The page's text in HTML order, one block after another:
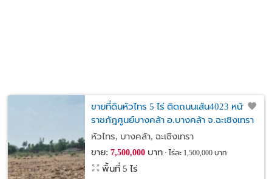
ขายที่ดินหัวไทร 5 ไร่ ติดถนนเส้น4023 หน้า
ราชภัฎศูนย์บางคล้า อ.บางคล้า จ.ฉะเชิงเทรา
หัวไทร, บางคล้า, ฉะเชิงเทรา
ขาย: 7,500,000บาท ไร่ละ 1,500,000 บาท
พื้นที่ 5 ไร่